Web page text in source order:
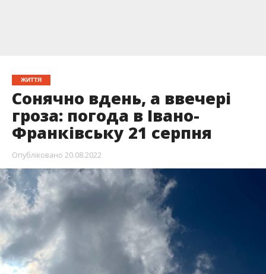
ЖИТТЯ
Сонячно вдень, а ввечері
гроза: погода в Івано-
Франківську 21 серпня
Опубліковано 20.08.2022